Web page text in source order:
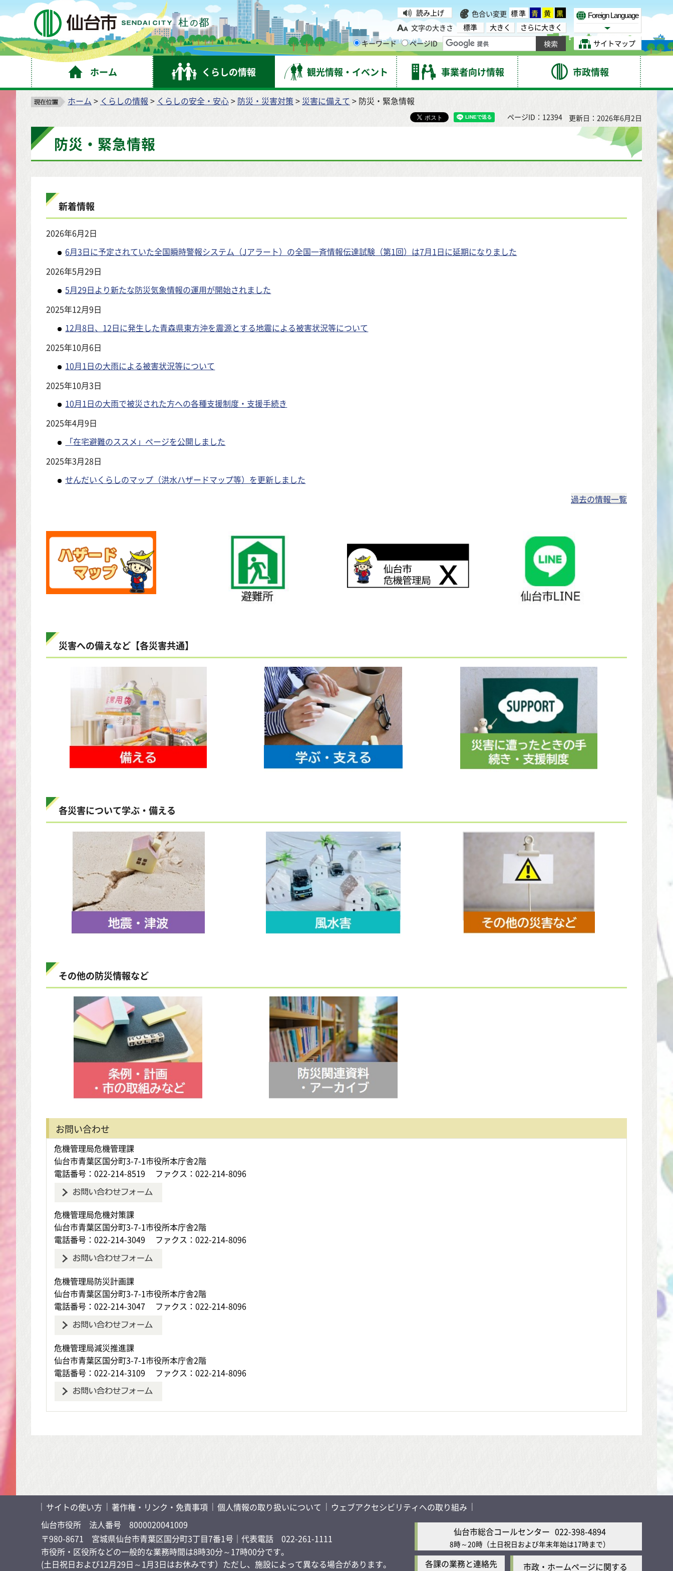
仙台市 読み上げ 色合い変更 標準 青 黄 黒
文字の大きさ
標準 大きく
さらに大きく
キーワード
ページID
Foreign Language
Select Language
サイトマップ
ホーム くらしの情報 観光情報・イベント 事業者向け情報 市政情報
ホーム > くらしの情報 > くらしの安全・安心> 防災・災害対策 > 災害に備えて > 防災・緊急情報
ページID：12394 更新日：2026年6月2日
防災・緊急情報
新着情報
2026年6月2日
6月3日に予定されていた全国瞬時警報システム（Jアラート）の全国一斉情報伝達試験（第1回）は7月1日に延期になりました
2026年5月29日
5月29日より新たな防災気象情報の運用が開始されました
2025年12月9日
12月8日、12日に発生した青森県東方沖を震源とする地震による被害状況等について
2025年10月6日
10月1日の大雨による被害状況等について
2025年10月3日
10月1日の大雨で被災された方への各種支援制度・支援手続き
2025年4月9日
「在宅避難のススメ」ページを公開しました
2025年3月28日
せんだいくらしのマップ（洪水ハザードマップ等）を更新しました
過去の情報一覧
災害への備えなど【各災害共通】
各災害について学ぶ・備える
その他の防災情報など
お問い合わせ
危機管理局危機管理課
仙台市青葉区国分町3-7-1市役所本庁舎2階
電話番号：022-214-8519
ファクス：022-214-8096
危機管理局危機対策課
仙台市青葉区国分町3-7-1市役所本庁舎2階
電話番号：022-214-3049
ファクス：022-214-8096
危機管理局防災計画課
仙台市青葉区国分町3-7-1市役所本庁舎2階
電話番号：022-214-3047
ファクス：022-214-8096
危機管理局減災推進課
仙台市青葉区国分町3-7-1市役所本庁舎2階
電話番号：022-214-3109
ファクス：022-214-8096
サイトの使い方 著作権・リンク・免責事項 個人情報の取り扱いについて
ウェブアクセシビリティへの取り組み
仙台市役所 法人番号 8000020041009
〒980-8671 宮城県仙台市青葉区国分町3丁目7番1号 ｜代表電話 022-261-1111
市役所・区役所などの一般的な業務時間は8時30分～17時00分です。
(土日祝日および12月29日～1月3日はお休みです）ただし、施設によって異なる場合があります。
仙台市総合コールセンター 022-398-4894
8時～20時 （土日祝日および年末年始は17時まで）
各課の業務と連絡先 市政・ホームページに関する